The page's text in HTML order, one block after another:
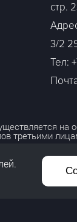
стр.
3/2
Тел:
на
третьими